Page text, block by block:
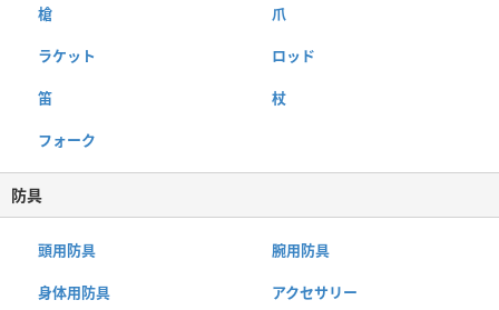
槍 爪
ラケット ロッド
笛 杖
フォーク
防具
頭用防具 腕用防具
身体用防具 アクセサリー